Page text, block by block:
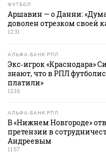
ФУТБОЛ
Аршавин — о Данни:
доволен отрезком своей
12:31
АЛЬФА-БАНК РПЛ
Экс‑игрок «Краснодара»
знают, что в РПЛ
платили»
12:16
АЛЬФА-БАНК РПЛ
В «Нижнем Новгороде»
претензии в
Андреевым
11:57